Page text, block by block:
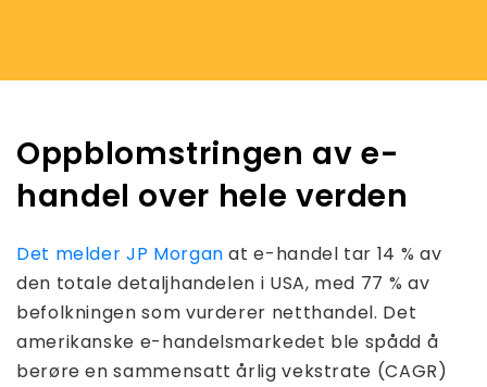
Oppblomstringen av e-
handel over hele verden
Det melder JP Morgan at e-handel tar 14 % av
den totale detaljhandelen i USA, med 77 % av
befolkningen som vurderer netthandel. Det
amerikanske e-handelsmarkedet ble spådd å
berøre en sammensatt årlig vekstrate (CAGR)